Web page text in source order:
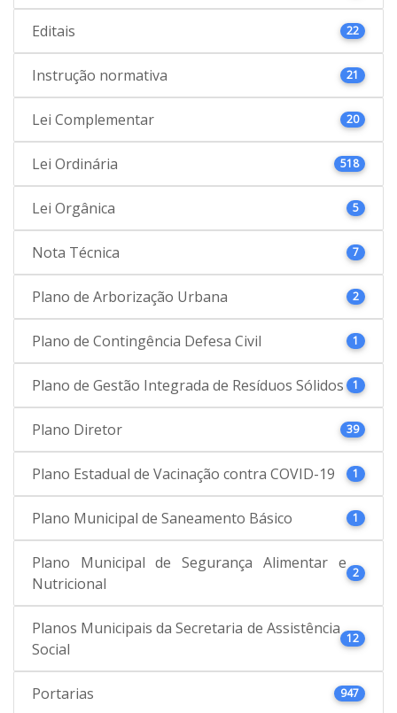
Editais 22
Instrução normativa 21
Lei Complementar 20
Lei Ordinária 518
Lei Orgânica 5
Nota Técnica 7
Plano de Arborização Urbana 2
Plano de Contingência Defesa Civil 1
Plano de Gestão Integrada de Resíduos Sólidos 1
Plano Diretor 39
Plano Estadual de Vacinação contra COVID-19 1
Plano Municipal de Saneamento Básico 1
Plano Municipal de Segurança Alimentar e
Nutricional
2
Planos Municipais da Secretaria de Assistência
Social
12
Portarias 947